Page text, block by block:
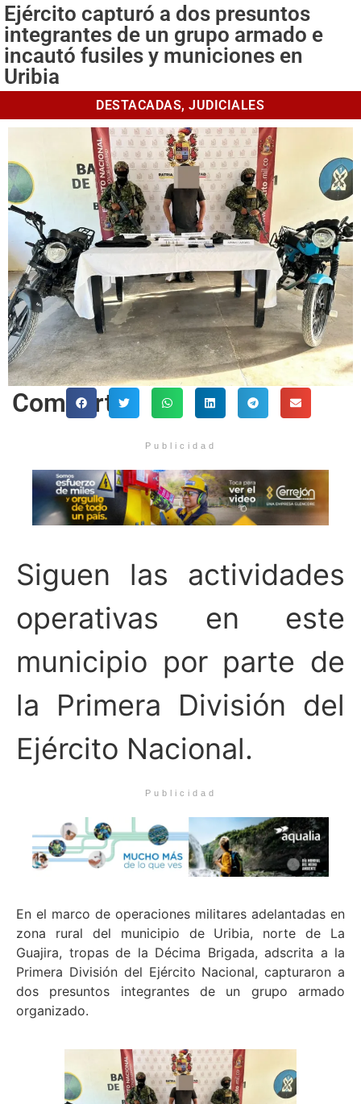
Ejército capturó a dos presuntos
integrantes de un grupo armado e
incautó fusiles y municiones en
Uribia
DESTACADAS, JUDICIALES
Comparte
Publicidad
Siguen las actividades
operativas en este
municipio por parte de
la Primera División del
Ejército Nacional.
Publicidad
En el marco de operaciones militares adelantadas en
zona rural del municipio de Uribia, norte de La
Guajira, tropas de la Décima Brigada, adscrita a la
Primera División del Ejército Nacional, capturaron a
dos presuntos integrantes de un grupo armado
organizado.